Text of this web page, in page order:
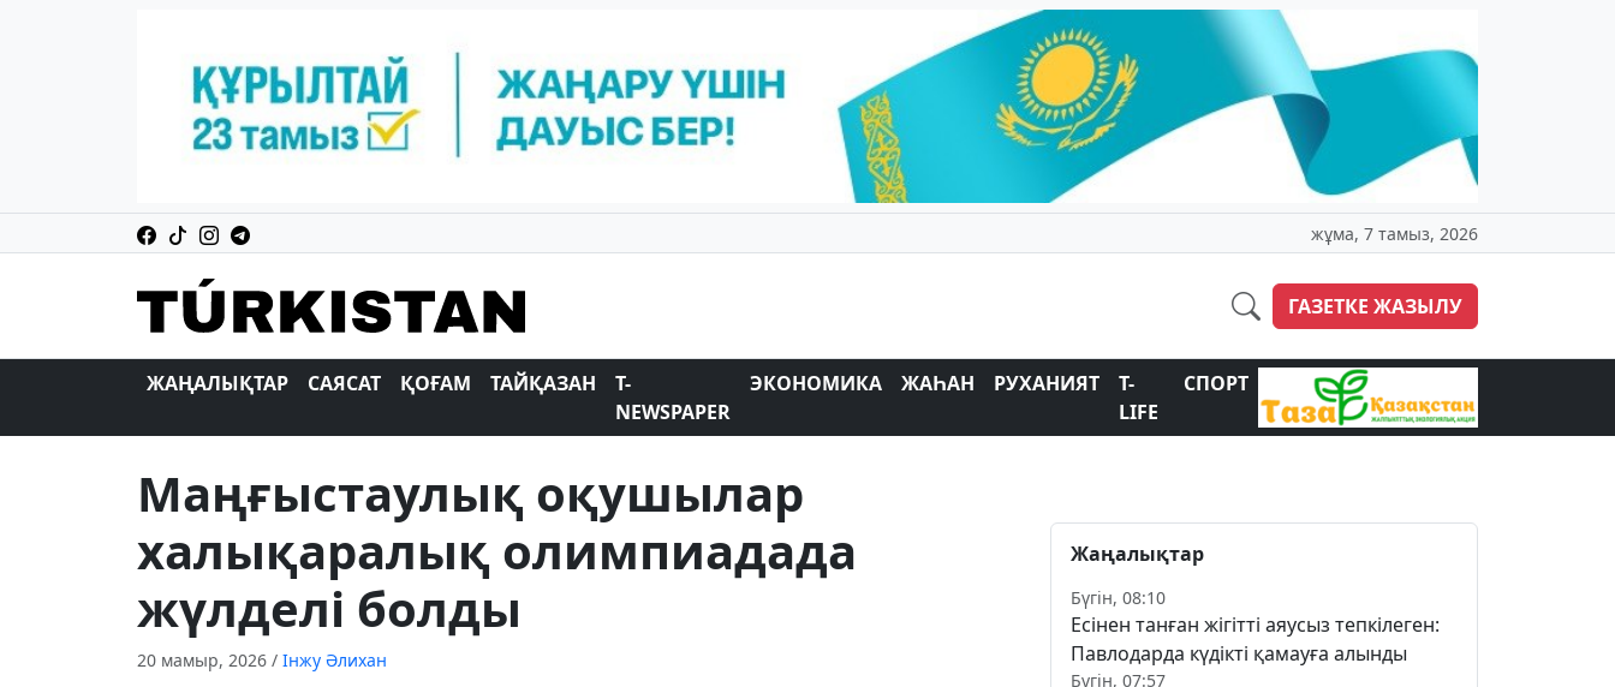
жұма, 7 тамыз, 2026
ГАЗЕТКЕ ЖАЗЫЛУ
ЖАҢАЛЫҚТАР САЯСАТ ҚОҒАМ ТАЙҚАЗАН
T-
NEWSPAPER
ЭКОНОМИКА ЖАҺАН РУХАНИЯТ
T-
LIFE
СПОРТ
Маңғыстаулық оқушылар
халықаралық олимпиадада
жүлделі болды
20 мамыр, 2026 / Інжу Әлихан
Жаңалықтар
Бүгін, 08:10
Есінен танған жігітті аяусыз тепкілеген:
Павлодарда күдікті қамауға алынды
Бүгін, 07:57